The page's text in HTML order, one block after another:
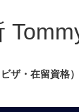
ザ・在留資格